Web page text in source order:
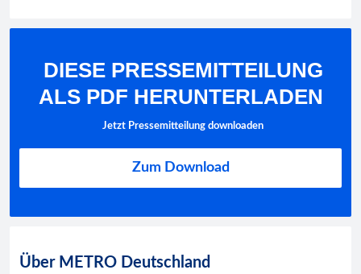
DIESE PRESSEMITTEILUNG
ALS PDF HERUNTERLADEN
Jetzt Pressemitteilung downloaden
Zum Download
Über METRO Deutschland